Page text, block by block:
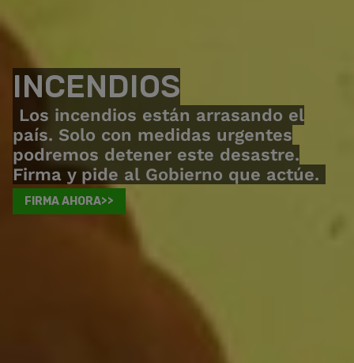
INCENDIOS
Los incendios están arrasando el
país. Solo con medidas urgentes
podremos detener este desastre.
Firma y pide al Gobierno que actúe.
FIRMA AHORA>>